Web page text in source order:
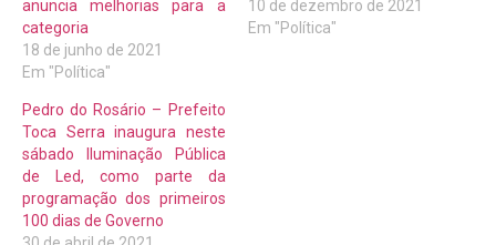
anuncia melhorias para a
categoria
18 de junho de 2021
Em "Política"
10 de dezembro de 2021
Em "Política"
Pedro do Rosário – Prefeito
Toca Serra inaugura neste
sábado Iluminação Pública
de Led, como parte da
programação dos primeiros
100 dias de Governo